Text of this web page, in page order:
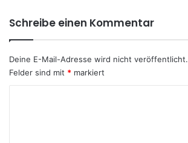
Schreibe einen Kommentar
Deine E-Mail-Adresse wird nicht veröffentlicht.
Felder sind mit * markiert